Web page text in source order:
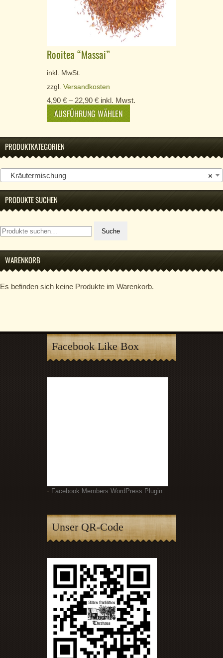
Rooitea “Massai”
inkl. MwSt.
zzgl. Versandkosten
4,90 € – 22,90 € inkl. Mwst.
AUSFÜHRUNG WÄHLEN
PRODUKTKATEGORIEN
×
Kräutermischung
PRODUKTE SUCHEN
Suche
nach:
Suche
WARENKORB
Es befinden sich keine Produkte im Warenkorb.
Facebook Like Box
- Facebook Members WordPress Plugin
Unser QR-Code